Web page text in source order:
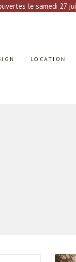
le samedi 27
LOCATION